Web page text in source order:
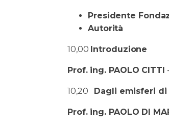
Presidente
Autorità
10,00 Introduzione
Prof. ing. PAOLO CITTI
10,20 Dagli emisferi
Prof. ing. PAOLO DI